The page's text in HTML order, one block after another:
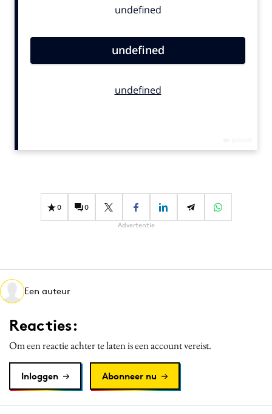
Contentmarketing
Effectiviteit
Gedragsverandering
Martech
Media
Merkstrategie
PR
Programmatic
Reputatie & crisis
0 0
Advertentie
Een auteur
Reacties:
Om een reactie achter te laten is een account vereist.
Inloggen Abonneer nu